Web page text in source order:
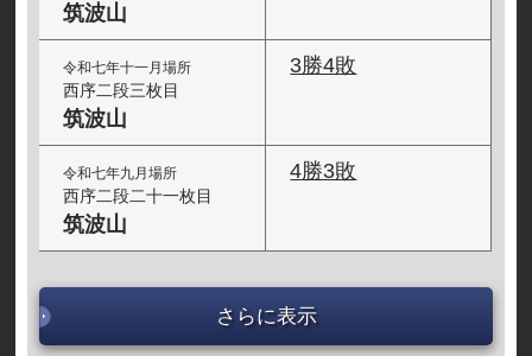
筑波山
令和七年十一月場所
西序二段三枚目
筑波山
3勝4敗
令和七年九月場所
西序二段二十一枚目
筑波山
4勝3敗
さらに表示